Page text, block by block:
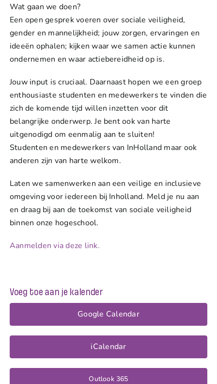
Wat gaan we doen?
Een open gesprek voeren over sociale veiligheid,
gender en mannelijkheid; jouw zorgen, ervaringen en
ideeën ophalen; kijken waar we samen actie kunnen
ondernemen en waar actiebereidheid op is.
Jouw input is cruciaal. Daarnaast hopen we een groep
enthousiaste studenten en medewerkers te vinden die
zich de komende tijd willen inzetten voor dit
belangrijke onderwerp. Je bent ook van harte
uitgenodigd om eenmalig aan te sluiten!
Studenten en medewerkers van InHolland maar ook
anderen zijn van harte welkom.
Laten we samenwerken aan een veilige en inclusieve
omgeving voor iedereen bij Inholland. Meld je nu aan
en draag bij aan de toekomst van sociale veiligheid
binnen onze hogeschool.
Aanmelden via deze link.
Voeg toe aan je kalender
Google Calendar
iCalendar
Outlook 365